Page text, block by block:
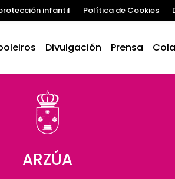
infantil Política de Cookies
Divulgación Prensa
ARZÚA